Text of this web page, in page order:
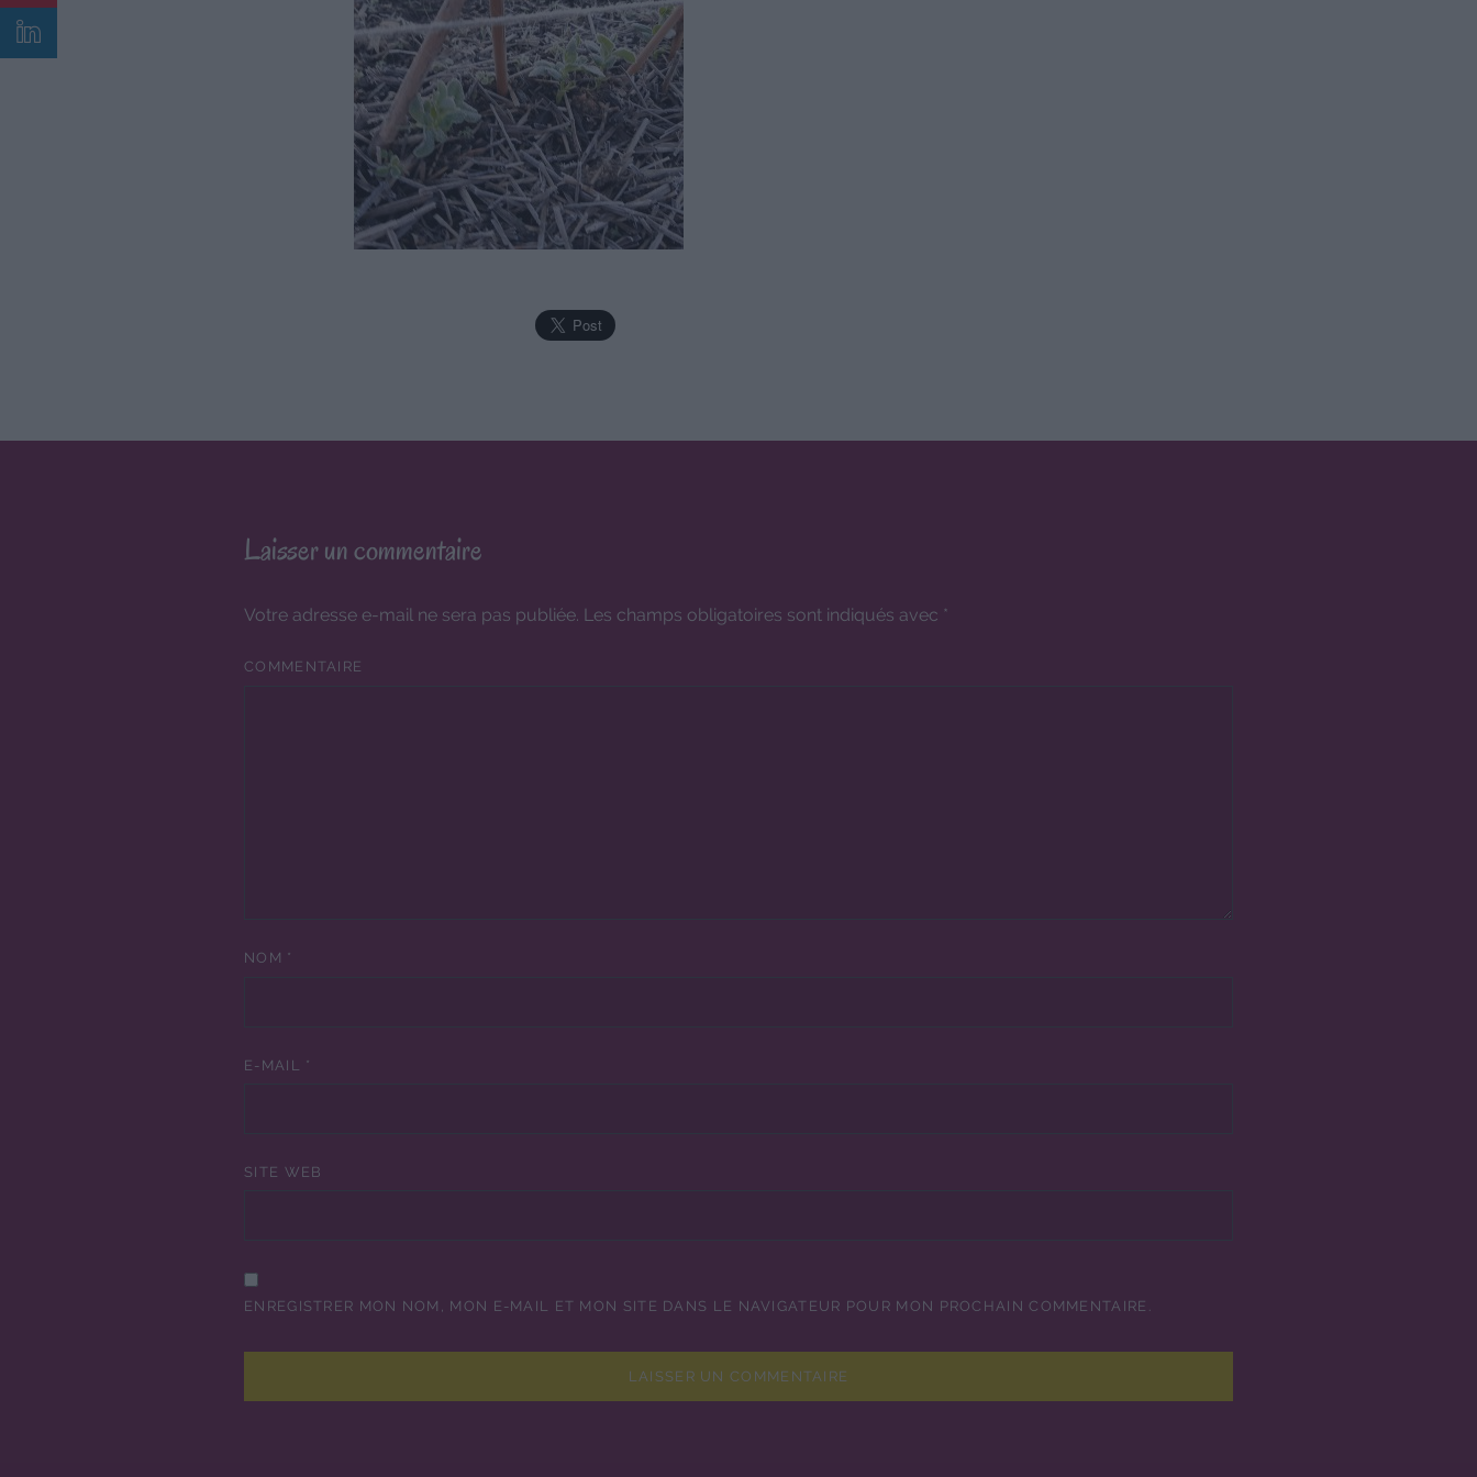
Laisser un commentaire
Votre adresse e-mail ne sera pas publiée. Les champs obligatoires sont indiqués avec *
COMMENTAIRE
NOM *
E-MAIL *
SITE WEB
ENREGISTRER MON NOM, MON E-MAIL ET MON SITE DANS LE NAVIGATEUR POUR MON PROCHAIN COMMENTAIRE.